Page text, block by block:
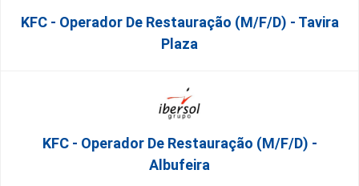
KFC - Operador De Restauração (m/f/d) - Tavira
Plaza
KFC - Operador De Restauração (m/f/d) -
Albufeira